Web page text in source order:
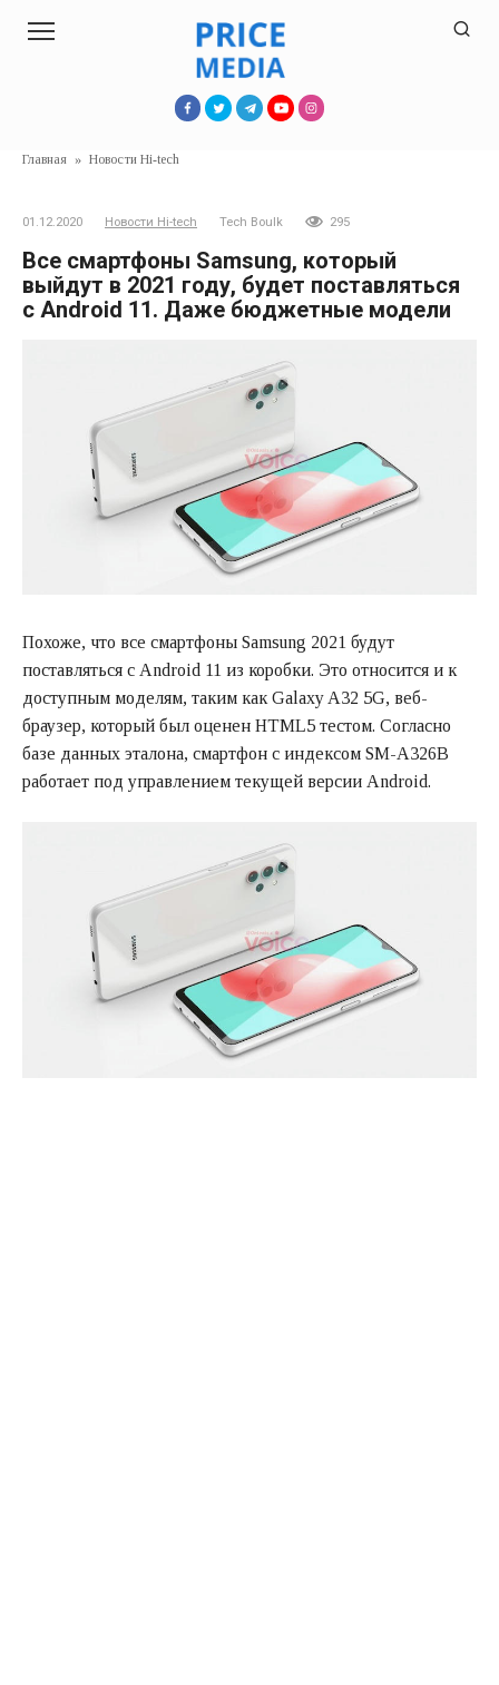
Главная » Новости Hi-tech
01.12.2020 Новости Hi-tech Tech Boulk 295
Все смартфоны Samsung, который
выйдут в 2021 году, будет поставляться
с Android 11. Даже бюджетные модели
Похоже, что все смартфоны Samsung 2021 будут
поставляться с Android 11 из коробки. Это относится и к
доступным моделям, таким как Galaxy A32 5G, веб-
браузер, который был оценен HTML5 тестом. Согласно
базе данных эталона, смартфон с индексом SM-A326B
работает под управлением текущей версии Android.